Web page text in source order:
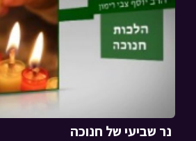
נר שביעי של חנוכה